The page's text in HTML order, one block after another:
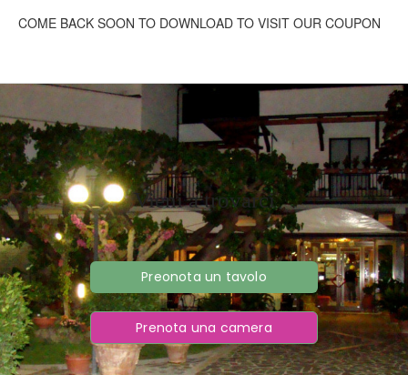
COME BACK SOON TO DOWNLOAD TO VISIT OUR COUPON
Vieni a trovarci
Preonota un tavolo
Prenota una camera